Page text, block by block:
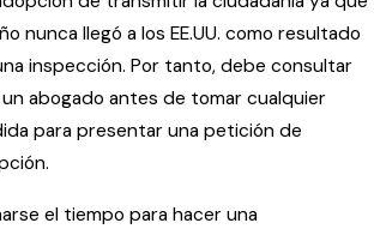
nunca llegó a los EE.UU. como resultado
inspección. Por tanto, debe consultar
abogado antes de tomar cualquier
para presentar una petición de
el tiempo para hacer una